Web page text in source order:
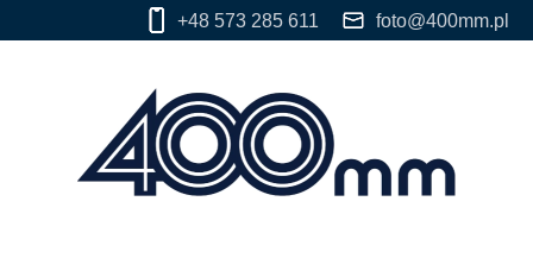
+48 573 285 611 foto@400mm.pl